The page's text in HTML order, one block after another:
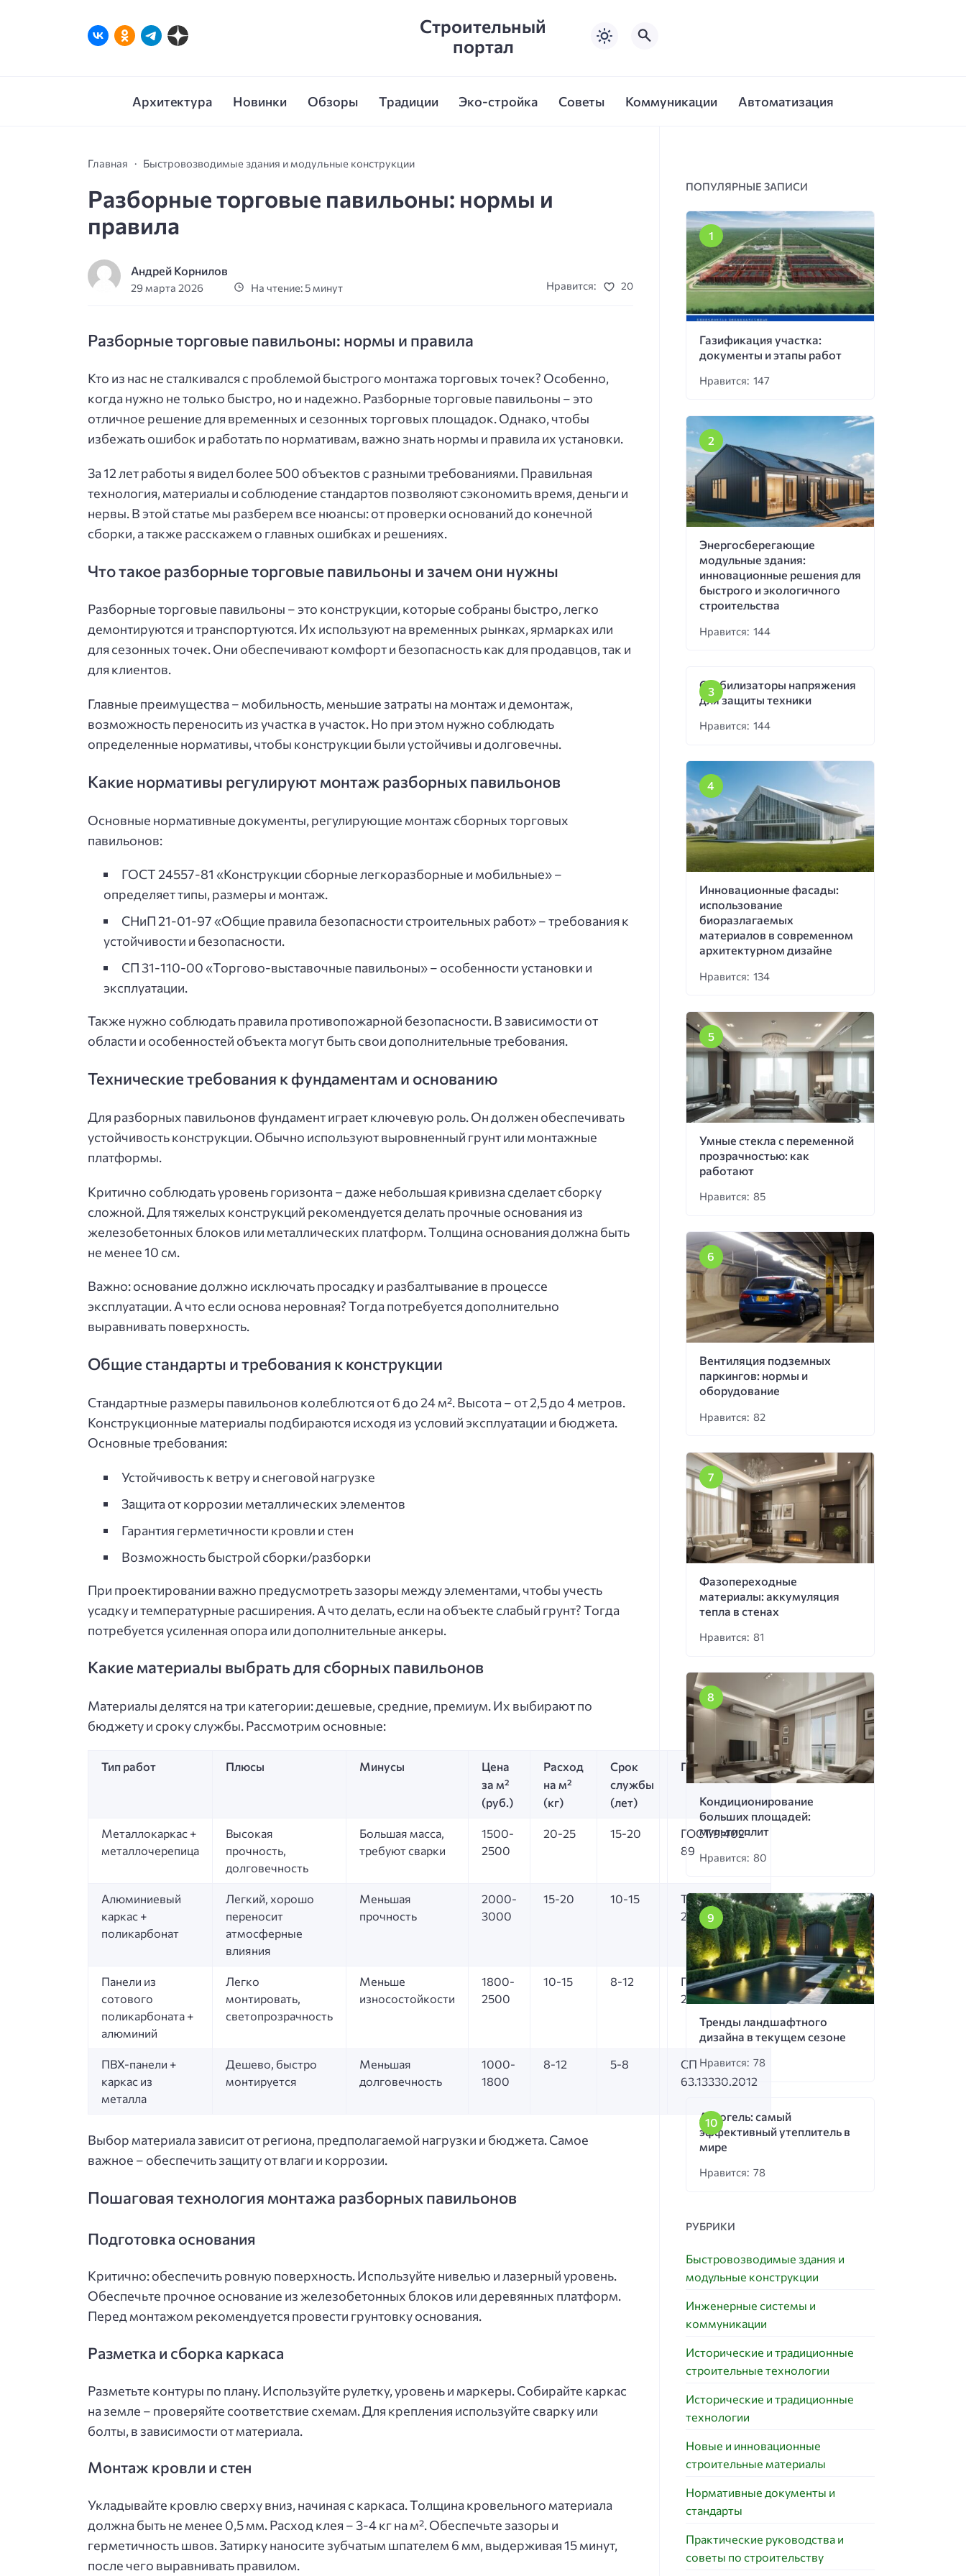
Строительный
портал
Архитектура Новинки Обзоры Традиции Эко-стройка Советы Коммуникации Автоматизация
Главная Быстровозводимые здания и модульные конструкции
Разборные торговые павильоны: нормы и
правила
Андрей Корнилов
29 марта 2026 На чтение: 5 минут Нравится: 20
Разборные торговые павильоны: нормы и правила
Кто из нас не сталкивался с проблемой быстрого монтажа торговых точек? Особенно,
когда нужно не только быстро, но и надежно. Разборные торговые павильоны – это
отличное решение для временных и сезонных торговых площадок. Однако, чтобы
избежать ошибок и работать по нормативам, важно знать нормы и правила их установки.
За 12 лет работы я видел более 500 объектов с разными требованиями. Правильная
технология, материалы и соблюдение стандартов позволяют сэкономить время, деньги и
нервы. В этой статье мы разберем все нюансы: от проверки оснований до конечной
сборки, а также расскажем о главных ошибках и решениях.
Что такое разборные торговые павильоны и зачем они нужны
Разборные торговые павильоны – это конструкции, которые собраны быстро, легко
демонтируются и транспортуются. Их используют на временных рынках, ярмарках или
для сезонных точек. Они обеспечивают комфорт и безопасность как для продавцов, так и
для клиентов.
Главные преимущества – мобильность, меньшие затраты на монтаж и демонтаж,
возможность переносить из участка в участок. Но при этом нужно соблюдать
определенные нормативы, чтобы конструкции были устойчивы и долговечны.
Какие нормативы регулируют монтаж разборных павильонов
Основные нормативные документы, регулирующие монтаж сборных торговых
павильонов:
ГОСТ 24557-81 «Конструкции сборные легкоразборные и мобильные» –
определяет типы, размеры и монтаж.
СНиП 21-01-97 «Общие правила безопасности строительных работ» – требования к
устойчивости и безопасности.
СП 31-110-00 «Торгово-выставочные павильоны» – особенности установки и
эксплуатации.
Также нужно соблюдать правила противопожарной безопасности. В зависимости от
области и особенностей объекта могут быть свои дополнительные требования.
Технические требования к фундаментам и основанию
Для разборных павильонов фундамент играет ключевую роль. Он должен обеспечивать
устойчивость конструкции. Обычно используют выровненный грунт или монтажные
платформы.
Критично соблюдать уровень горизонта – даже небольшая кривизна сделает сборку
сложной. Для тяжелых конструкций рекомендуется делать прочные основания из
железобетонных блоков или металлических платформ.Толщина основания должна быть
не менее 10 см.
Важно: основание должно исключать просадку и разбалтывание в процессе
эксплуатации. А что если основа неровная? Тогда потребуется дополнительно
выравнивать поверхность.
Общие стандарты и требования к конструкции
Стандартные размеры павильонов колеблются от 6 до 24 м². Высота – от 2,5 до 4 метров.
Конструкционные материалы подбираются исходя из условий эксплуатации и бюджета.
Основные требования:
Устойчивость к ветру и снеговой нагрузке
Защита от коррозии металлических элементов
Гарантия герметичности кровли и стен
Возможность быстрой сборки/разборки
При проектировании важно предусмотреть зазоры между элементами, чтобы учесть
усадку и температурные расширения. А что делать, если на объекте слабый грунт? Тогда
потребуется усиленная опора или дополнительные анкеры.
Какие материалы выбрать для сборных павильонов
Материалы делятся на три категории: дешевые, средние, премиум. Их выбирают по
бюджету и сроку службы. Рассмотрим основные:
Тип работ Плюсы Минусы
Цена
за м²
(руб.)
Расход
на м²
(кг)
Срок
службы
(лет)
ГОСТ/норма
Металлокаркас +
металлочерепица
Высокая
прочность,
долговечность
Большая масса,
требуют сварки
1500-
2500
20-25 15-20
ГОСТ 9.402-
89
Алюминиевый
каркас +
поликарбонат
Легкий, хорошо
переносит
атмосферные
влияния
Меньшая
прочность
2000-
3000
15-20 10-15
ТСН 42-382-
2003
Панели из
сотового
поликарбоната +
алюминий
Легко
монтировать,
светопрозрачность
Меньше
износостойкости
1800-
2500
10-15 8-12
ГОСТ 32437-
2017
ПВХ-панели +
каркас из
металла
Дешево, быстро
монтируется
Меньшая
долговечность
1000-
1800
8-12 5-8
СП
63.13330.2012
Выбор материала зависит от региона, предполагаемой нагрузки и бюджета. Самое
важное – обеспечить защиту от влаги и коррозии.
Пошаговая технология монтажа разборных павильонов
Подготовка основания
Критично: обеспечить ровную поверхность. Используйте нивелью и лазерный уровень.
Обеспечьте прочное основание из железобетонных блоков или деревянных платформ.
Перед монтажом рекомендуется провести грунтовку основания.
Разметка и сборка каркаса
Разметьте контуры по плану. Используйте рулетку, уровень и маркеры. Собирайте каркас
на земле – проверяйте соответствие схемам. Для крепления используйте сварку или
болты, в зависимости от материала.
Монтаж кровли и стен
Укладывайте кровлю сверху вниз, начиная с каркаса. Толщина кровельного материала
должна быть не менее 0,5 мм. Расход клея – 3-4 кг на м². Обеспечьте зазоры и
герметичность швов. Затирку наносите зубчатым шпателем 6 мм, выдерживая 15 минут,
после чего выравнивать правилом.
ПОПУЛЯРНЫЕ ЗАПИСИ
Газификация участка:
документы и этапы работ
Нравится: 147
Энергосберегающие
модульные здания:
инновационные решения для
быстрого и экологичного
строительства
Нравится: 144
Стабилизаторы напряжения
для защиты техники
Нравится: 144
Инновационные фасады:
использование
биоразлагаемых
материалов в современном
архитектурном дизайне
Нравится: 134
Умные стекла с переменной
прозрачностью: как
работают
Нравится: 85
Вентиляция подземных
паркингов: нормы и
оборудование
Нравится: 82
Фазопереходные
материалы: аккумуляция
тепла в стенах
Нравится: 81
Кондиционирование
больших площадей:
мультисплит
Нравится: 80
Тренды ландшафтного
дизайна в текущем сезоне
Нравится: 78
Аэрогель: самый
эффективный утеплитель в
мире
Нравится: 78
РУБРИКИ
Быстровозводимые здания и
модульные конструкции
Инженерные системы и
коммуникации
Исторические и традиционные
строительные технологии
Исторические и традиционные
технологии
Новые и инновационные
строительные материалы
Нормативные документы и
стандарты
Практические руководства и
советы по строительству